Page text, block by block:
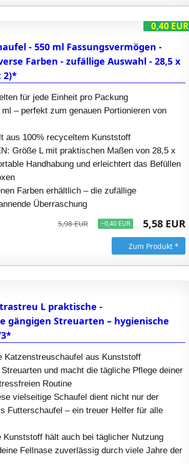
0,40 EUR
- 550 ml Fassungsvermögen -
Farben - zufällige Auswahl - 28,5 x
2)*
für jede Einheit pro Packung
– perfekt zum genauen Portionieren von
aus 100% recyceltem Kunststoff
Größe L mit praktischen Maßen von 28,5 x
Handhabung und erleichtert das Befüllen
Farben erhältlich – die zufällige
Überraschung
5,98 EUR −0,40 EUR 5,58 EUR
Zum Produkt *
L praktische -
gängigen Streuarten – hygienische
Katzenstreuschaufel aus Kunststoff
und macht die tägliche Pflege deiner
Routine
vielseitige Schaufel dient nicht nur der
Futterschaufel – ein treuer Helfer für alle
Kunststoff hält auch bei täglicher Nutzung
Fellnase zuverlässig durch viele Jahre der